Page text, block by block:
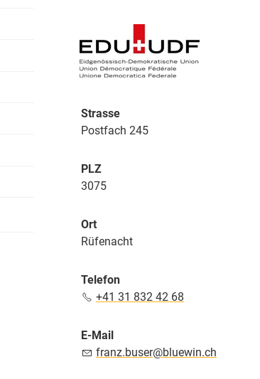
Strasse
Postfach 245
PLZ
3075
Ort
Rüfenacht
Telefon
+41 31 832 42 68
E-Mail
franz.buser@bluewin.ch